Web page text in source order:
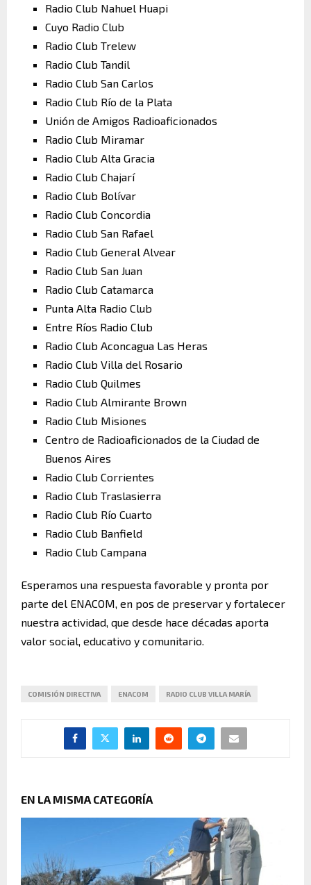
Radio Club Nahuel Huapi
Cuyo Radio Club
Radio Club Trelew
Radio Club Tandil
Radio Club San Carlos
Radio Club Río de la Plata
Unión de Amigos Radioaficionados
Radio Club Miramar
Radio Club Alta Gracia
Radio Club Chajarí
Radio Club Bolívar
Radio Club Concordia
Radio Club San Rafael
Radio Club General Alvear
Radio Club San Juan
Radio Club Catamarca
Punta Alta Radio Club
Entre Ríos Radio Club
Radio Club Aconcagua Las Heras
Radio Club Villa del Rosario
Radio Club Quilmes
Radio Club Almirante Brown
Radio Club Misiones
Centro de Radioaficionados de la Ciudad de
Buenos Aires
Radio Club Corrientes
Radio Club Traslasierra
Radio Club Río Cuarto
Radio Club Banfield
Radio Club Campana
Esperamos una respuesta favorable y pronta por
parte del ENACOM, en pos de preservar y fortalecer
nuestra actividad, que desde hace décadas aporta
valor social, educativo y comunitario.
COMISIÓN DIRECTIVA ENACOM RADIO CLUB VILLA MARÍA
EN LA MISMA CATEGORÍA